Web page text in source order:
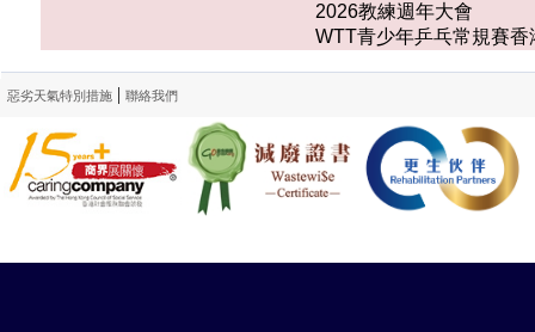
2026教練週年大會
WTT青少年乒乓常規賽香